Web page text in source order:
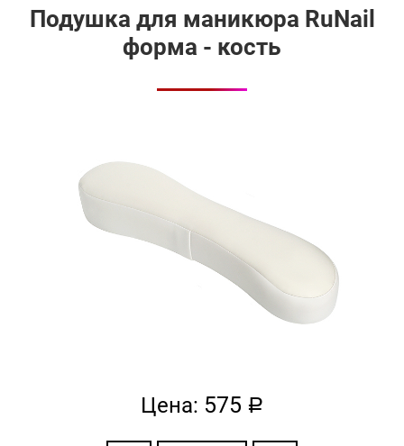
Подушка для маникюра RuNail
форма - кость
Цена: 575 a